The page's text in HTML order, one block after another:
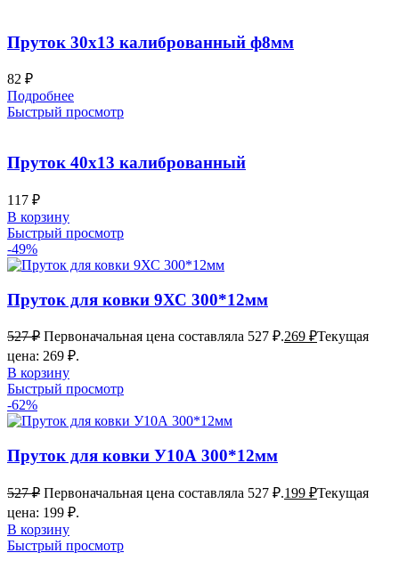
Пруток 30х13 калиброванный ф8мм
82 ₽
Подробнее
Быстрый просмотр
Пруток 40х13 калиброванный
117 ₽
В корзину
Быстрый просмотр
-49%
Пруток для ковки 9ХС 300*12мм
527₽ Первоначальная цена составляла 527 ₽.269 ₽Текущая
цена: 269 ₽.
В корзину
Быстрый просмотр
-62%
Пруток для ковки У10А 300*12мм
527₽ Первоначальная цена составляла 527 ₽.199 ₽Текущая
цена: 199 ₽.
В корзину
Быстрый просмотр